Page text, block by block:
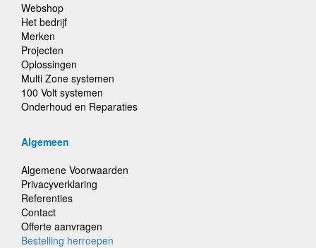
Webshop
Het bedrijf
Merken
Projecten
Oplossingen
Multi Zone systemen
100 Volt systemen
Onderhoud en Reparaties
Algemeen
Algemene Voorwaarden
Privacyverklaring
Referenties
Contact
Offerte aanvragen
Bestelling herroepen